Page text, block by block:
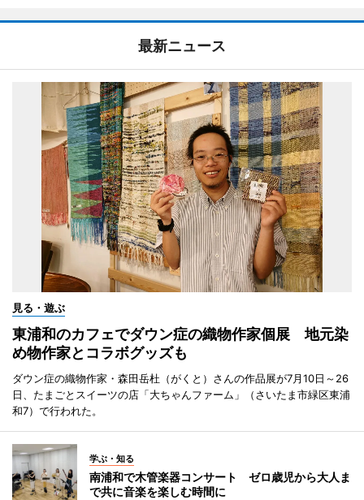
最新ニュース
見る・遊ぶ
東浦和のカフェでダウン症の織物作家個展 地元染
め物作家とコラボグッズも
ダウン症の織物作家・森田岳杜（がくと）さんの作品展が7月10日～26
日、たまごとスイーツの店「大ちゃんファーム」（さいたま市緑区東浦
和7）で行われた。
学ぶ・知る
南浦和で木管楽器コンサート ゼロ歳児から大人ま
で共に音楽を楽しむ時間に